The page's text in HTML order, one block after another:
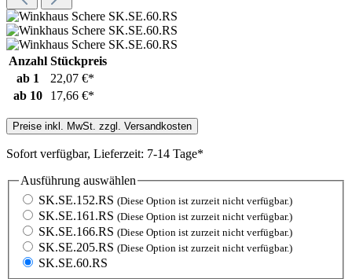
Anzahl Stückpreis
ab 1
22,07 €*
ab 10 17,66 €*
Preise inkl. MwSt. zzgl. Versandkosten
Sofort verfügbar, Lieferzeit: 7-14 Tage*
Ausführung auswählen
SK.SE.152.RS (Diese Option ist zurzeit nicht verfügbar.)
SK.SE.161.RS (Diese Option ist zurzeit nicht verfügbar.)
SK.SE.166.RS (Diese Option ist zurzeit nicht verfügbar.)
SK.SE.205.RS (Diese Option ist zurzeit nicht verfügbar.)
SK.SE.60.RS